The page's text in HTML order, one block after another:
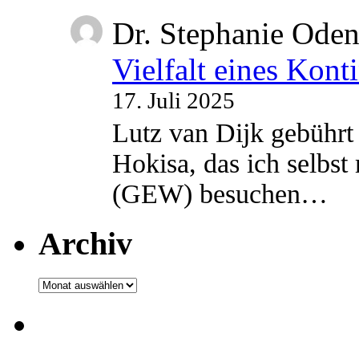
Dr. Stephanie
Vielfalt eines
17. Juli 2025
Lutz van Dijk
Hokisa, das ich
(GEW) besuchen…
Archiv
Archiv